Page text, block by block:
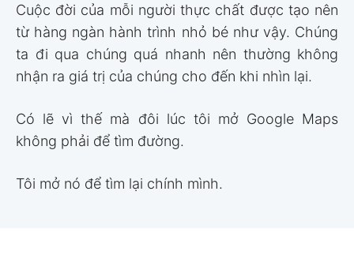
Cuộc đời của mỗi người thực chất được tạo nên
từ hàng ngàn hành trình nhỏ bé như vậy. Chúng
ta đi qua chúng quá nhanh nên thường không
nhận ra giá trị của chúng cho đến khi nhìn lại.
Có lẽ vì thế mà đôi lúc tôi mở Google Maps
không phải để tìm đường.
Tôi mở nó để tìm lại chính mình.